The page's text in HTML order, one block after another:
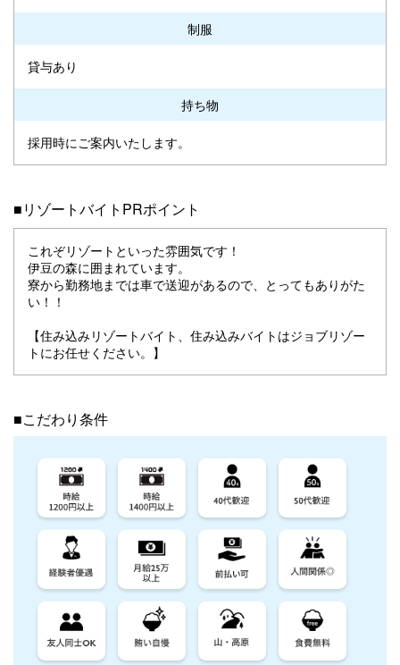
制服
貸与あり
持ち物
採用時にご案内いたします。
■リゾートバイトPRポイント
これぞリゾートといった雰囲気です！
伊豆の森に囲まれています。
寮から勤務地までは車で送迎があるので、とってもありがた
い！！
【住み込みリゾートバイト、住み込みバイトはジョブリゾー
トにお任せください。】
■こだわり条件